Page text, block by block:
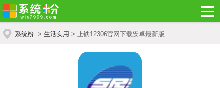
系统粉 > 生活实用 > 上铁12306官网下载安卓最新版